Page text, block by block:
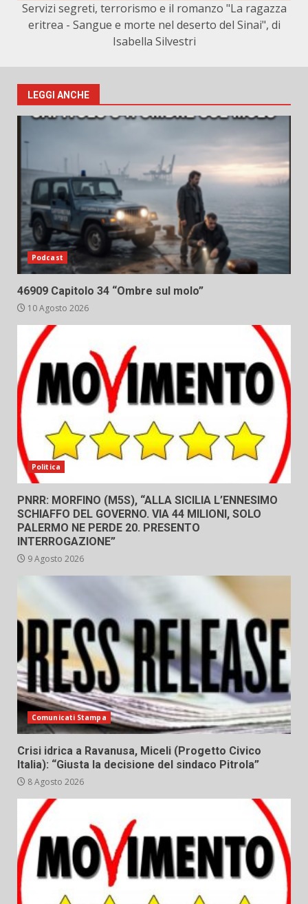
Servizi segreti, terrorismo e il romanzo "La ragazza
eritrea - Sangue e morte nel deserto del Sinai", di
Isabella Silvestri
LEGGI ANCHE
Podcast
46909 Capitolo 34 “Ombre sul molo”
10 Agosto 2026
Politica
PNRR: MORFINO (M5S), “ALLA SICILIA L’ENNESIMO
SCHIAFFO DEL GOVERNO. VIA 44 MILIONI, SOLO
PALERMO NE PERDE 20. PRESENTO
INTERROGAZIONE”
9 Agosto 2026
Comunicati Stampa
Crisi idrica a Ravanusa, Miceli (Progetto Civico
Italia): “Giusta la decisione del sindaco Pitrola”
8 Agosto 2026